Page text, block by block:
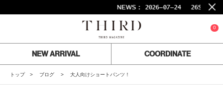
NEWS : 2026-07-24 26SS FINAL
0
NEW ARRIVAL COORDINATE
トップ ブログ 大人向けショートパンツ！